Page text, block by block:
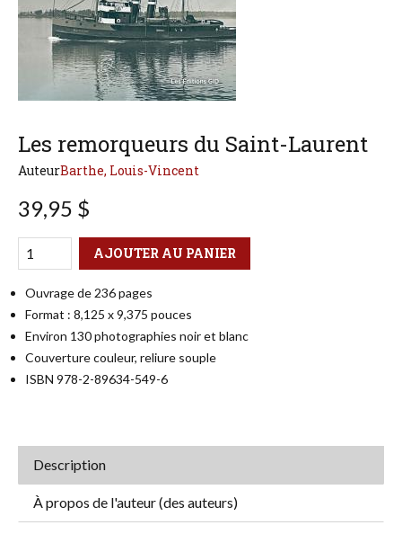
Les remorqueurs du Saint-Laurent
AuteurBarthe, Louis-Vincent
39,95 $
Qté
Format AJOUTER AU PANIER
Ouvrage de 236 pages
Format : 8,125 x 9,375 pouces
Environ 130 photographies noir et blanc
Couverture couleur, reliure souple
ISBN 978-2-89634-549-6
Description
À propos de l'auteur (des auteurs)